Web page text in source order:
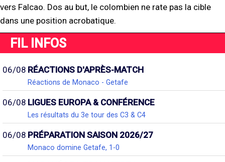
vers Falcao. Dos au but, le colombien ne rate pas la cible
dans une position acrobatique.
FIL INFOS
06/08 RÉACTIONS D'APRÈS-MATCH
Réactions de Monaco - Getafe
06/08 LIGUES EUROPA & CONFÉRENCE
Les résultats du 3e tour des C3 & C4
06/08 PRÉPARATION SAISON 2026/27
Monaco domine Getafe, 1-0